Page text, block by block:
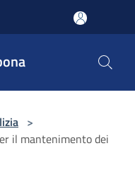
>
il mantenimento dei